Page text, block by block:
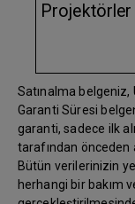
Projektörler
Satınalma belgeniz,
Garanti Süresi
garanti, sadece ilk
tarafından önceden
Bütün verilerinizin
herhangi bir bakım